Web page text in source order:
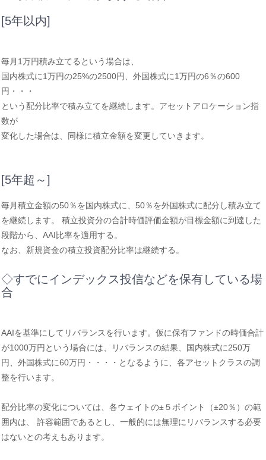
[5年以内]
毎月1万円積み立てるという場合は、
国内株式に1万円の25%の2500円、外国株式に1万円の6％の600
円・・・
という配分比率で積み立てを継続します。アセットアロケーション指
数が
変化した場合は、同様に積立金額を変更していきます。
[5年超～]
毎月積立金額の50％を国内株式に、50％を外国株式に配分し積み立て
を継続します。 積立投資分の合計時価評価金額が目標金額に到達した
段階から、AAI比率を適用する。
なお、新規資金の積立投資配分比率は継続する。
◇すでにインデックス投信などを保有している場
合
AAIを基準にしてリバランスを行います。仮に保有ファンドの時価合計
が1000万円という場合には、リバランスの結果、国内株式に250万
円、外国株式に60万円・・・・となるように、各アセットクラスの調
整を行います。
配分比率の変化については、各ウェイトの±５ポイント（±20％）の範
囲内は、 許容範囲であるとし、一般的には無理にリバランスする必要
はないとの考えもあります。